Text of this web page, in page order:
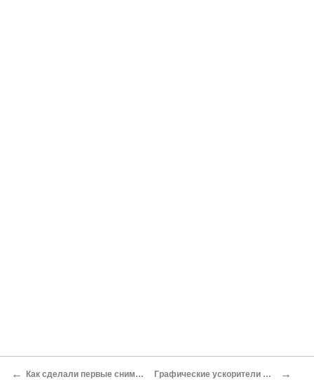
← Как сделали первые снимки тёмной стороны Луны Евгений Лебеденко, Mobi.ru Графические ускорители NVIDIA серии GeForce 500: какой выбрать Олег Нечай →